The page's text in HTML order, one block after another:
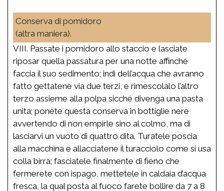
Conserva di pomidoro
(altra maniera).
VIII. Passate i pomidoro allo staccio e lasciate
riposar quella passatura per una notte affinché
faccia il suo sedimento; indi dell’acqua che avranno
fatto gettatene via due terzi, e rimescolalo l’altro
terzo assieme alla polpa sicché divenga una pasta
unita; ponete questa conserva in bottiglie nere
avvertendo di non empirle sino al colmo, ma di
lasciarvi un vuoto di quattro dita. Turatele poscia
alla macchina e allacciatene il turacciolo come si usa
colla birra; fasciatele finalmente di fieno che
fermerete con ispago, mettetele in caldaia d’acqua
fresca, la qual posta al fuoco farete bollire da 7 a 8